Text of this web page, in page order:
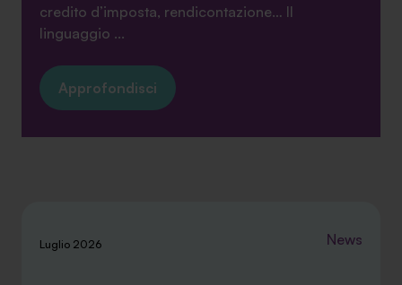
credito d’imposta, rendicontazione… Il
linguaggio ...
Approfondisci
Luglio 2026 News